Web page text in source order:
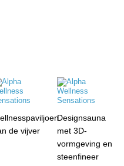
de vijver
Designsauna
met 3D-
vormgeving en
steenfineer